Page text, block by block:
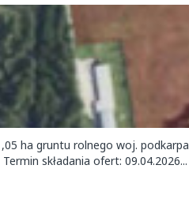
ha gruntu rolnego woj.
składania ofert: 09.04.2026...